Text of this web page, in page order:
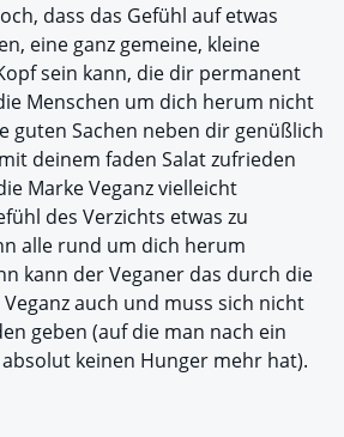
dass das Gefühl auf etwas
eine ganz gemeine, kleine
sein kann, die dir permanent
Menschen um dich herum nicht
guten Sachen neben dir genüßlich
deinem faden Salat zufrieden
Marke Veganz vielleicht
des Verzichts etwas zu
alle rund um dich herum
kann der Veganer das durch die
auch und muss sich nicht
geben (auf die man nach ein
keinen Hunger mehr hat).